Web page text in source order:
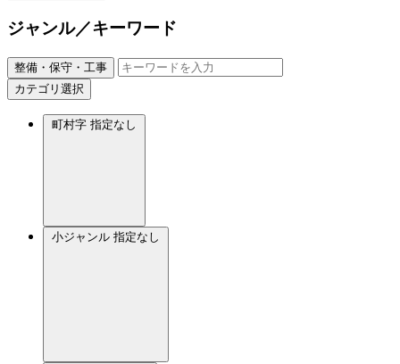
ジャンル／キーワード
整備・保守・工事
カテゴリ選択
町村字 指定なし
小ジャンル 指定なし